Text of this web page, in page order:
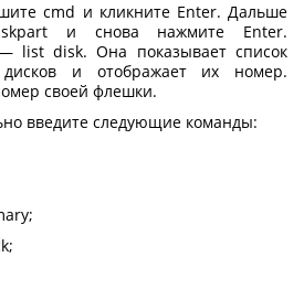
cmd и кликните Enter. Дальше
и снова нажмите Enter.
list disk. Она показывает список
и отображает их номер.
своей флешки.
введите следующие команды: